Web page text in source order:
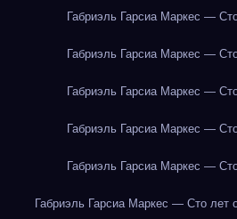
Габриэль Гарсиа Маркес —
Габриэль Гарсиа Маркес —
Габриэль Гарсиа Маркес —
Габриэль Гарсиа Маркес —
Габриэль Гарсиа Маркес —
Габриэль Гарсиа Маркес — Сто лет